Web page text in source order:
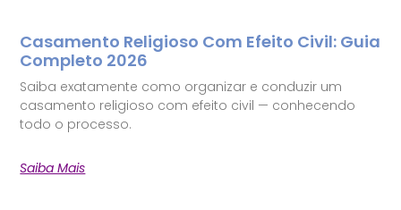
Casamento Religioso Com Efeito Civil: Guia
Completo 2026
Saiba exatamente como organizar e conduzir um
casamento religioso com efeito civil — conhecendo
todo o processo.
Saiba Mais